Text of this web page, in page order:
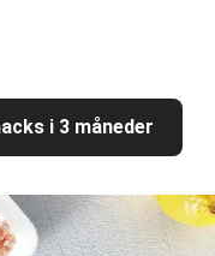
i 3 måneder